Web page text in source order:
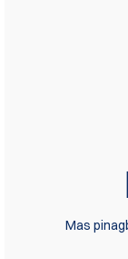
Mas